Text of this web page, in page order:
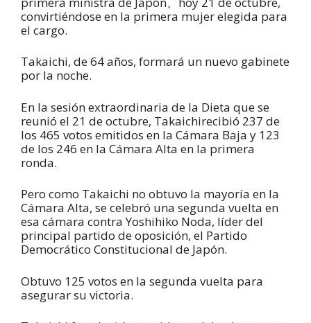
convirtiéndose en la primera mujer elegida para
el cargo.
Takaichi, de 64 años, formará un nuevo gabinete
por la noche.
En la sesión extraordinaria de la Dieta que se
reunió el 21 de octubre, Takaichirecibió 237 de
los 465 votos emitidos en la Cámara Baja y 123
de los 246 en la Cámara Alta en la primera
ronda.
Pero como Takaichi no obtuvo la mayoría en la
Cámara Alta, se celebró una segunda vuelta en
esa cámara contraYoshihiko Noda, líder del
principal partido de oposición, el Partido
Democrático Constitucional de Japón.
Obtuvo 125 votos en la segunda vuelta para
asegurar su victoria.